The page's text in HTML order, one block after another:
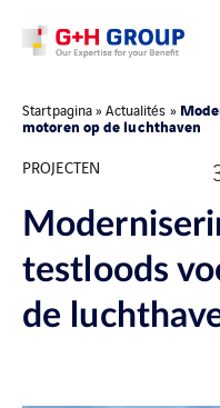
Startpagina»Actualités »
motoren op de luchthaven
PROJECTEN
testloods
de